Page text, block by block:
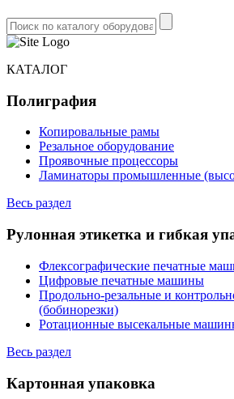
КАТАЛОГ
Полиграфия
Копировальные рамы
Резальное оборудование
Проявочные процессоры
Ламинаторы промышленные
Весь раздел
Рулонная этикетка и гибкая
Флексографические печатные
Цифровые печатные машины
Продольно-резальные и
(бобинорезки)
Ротационные высекальные
Весь раздел
Картонная упаковка